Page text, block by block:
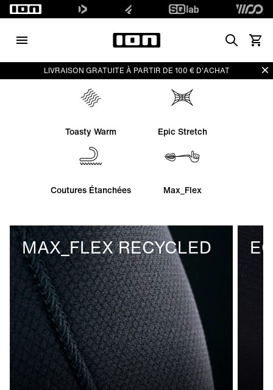
Search
Voir
LIVRAISON GRATUITE À PARTIR DE 100 € D'ACHAT
Toasty Warm Epic Stretch
Coutures Étanchées Max_Flex
MAX_FLEX RECYCLED